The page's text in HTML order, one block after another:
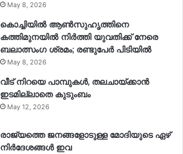
May 8, 2026
കൊച്ചിയിൽ ആൺസുഹൃത്തിനെ
കത്തിമുനയിൽ നിർത്തി യുവതിക്ക് നേരെ
ബലാത്സംഗ​ ശ്രമം; രണ്ടുപേർ പിടിയിൽ
May 8, 2026
വീട് നിറയെ പാമ്പുകൾ, തലചായ്ക്കാൻ
ഇടമില്ലാതെ കുടുംബം
May 12, 2026
രാജ്യത്തെ ജനങ്ങളോടുള്ള മോദിയുടെ ഏഴ്
നിര്‍ദേശങ്ങള്‍ ഇവ